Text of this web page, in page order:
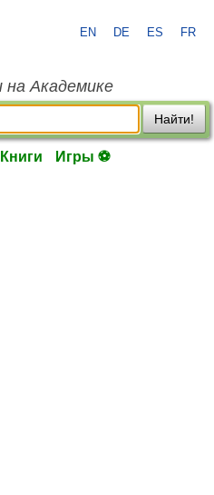
EN DE ES FR
на Академике
Найти!
Книги Игры ⚽